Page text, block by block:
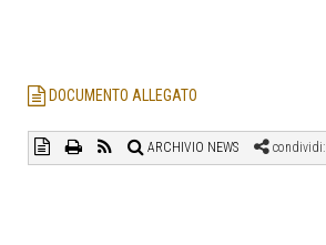
DOCUMENTO ALLEGATO
ARCHIVIO NEWS condividi: